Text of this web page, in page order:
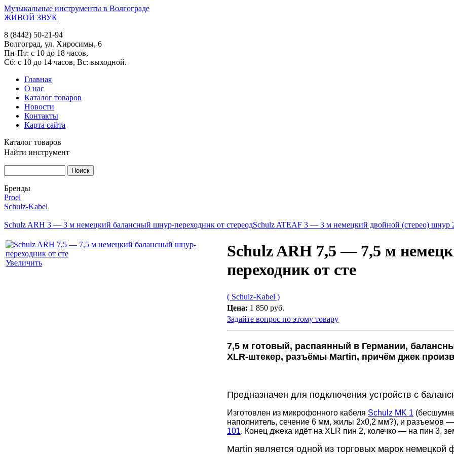
Музыкальные инструменты в Волгограде
ЖИВОЙ ЗВУК
8 (8442) 50-21-94
Волгоград, ул. Хиросимы, 6
Пн-Пт: с 10 до 18 часов,
Сб: с 10 до 14 часов, Вс: выходной.
Главная
О нас
Каталог товаров
Новости
Контакты
Карта сайта
Каталог товаров
Найти инструмент
Бренды
Proel
Schulz-Kabel
Schulz ARH 3 — 3 м немецкий балансный шнур-переходник от стереодSchulz ATEAF 3 — 3 м немецкий двойной (стерео) шнур
Увеличить
Schulz ARH 7,5 — 7,5 м
переходник от сте
( Schulz-Kabel )
Цена: 1 850 руб.
Задайте вопрос по этому товару
7,5 м готовый, распаянный в Германии,
XLR-штекер, разъёмы Martin, причём джек
Предназначен для подключения устройств с
Изготовлен из микрофонного кабеля Schulz MK 1
наполнитель, сечение 6 мм, жилы 2x0,2 мм?), и разъемов
101. Конец джека идёт на ХLR пин 2, колечко — на пин 3,
Martin является одной из торговых марок